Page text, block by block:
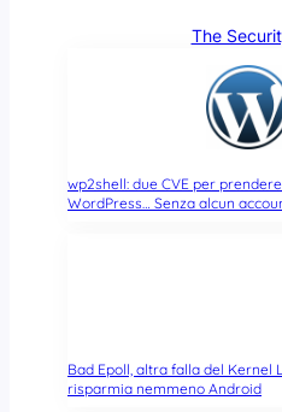
The
wp2shell: due CVE per
WordPress… Senza alcun
Bad Epoll, altra falla del Kernel
risparmia nemmeno Android